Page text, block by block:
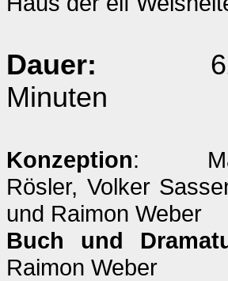
Dauer:
Minuten
Konzeption:
Rösler, Volker
und Raimon Weber
Buch und
Raimon Weber